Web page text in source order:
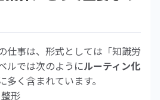
仕事は、形式としては「知識労
ルでは次のようにルーティン化
多く含まれています。
形